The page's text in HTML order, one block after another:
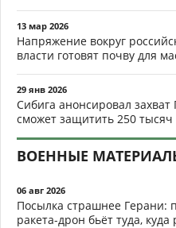
13 мар 2026
Напряжение вокруг
власти готовят почву для
29 янв 2026
Сибига анонсировал
сможет защитить 250 тысяч
ВОЕННЫЕ
06 авг 2026
Посылка страшнее Герани:
ракета-дрон бьёт туда,